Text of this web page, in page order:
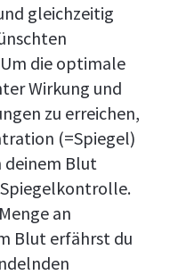
gleichzeitig
die optimale
Wirkung und
zu erreichen,
(=Spiegel)
deinem Blut
an
Blut erfährst du